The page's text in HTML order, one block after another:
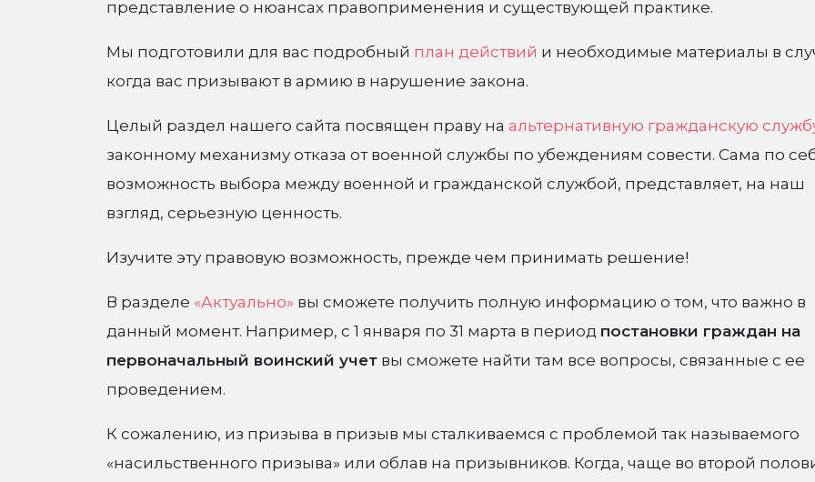
представление о нюансах правоприменения и существующей практике.
Мы подготовили для вас подробный план действий и необходимые материалы в
когда вас призывают в армию в нарушение закона.
Целый раздел нашего сайта посвящен праву на альтернативную гражданскую
законному механизму отказа от военной службы по убеждениям совести. Сама по
возможность выбора между военной и гражданской службой, представляет, на наш
взгляд, серьезную ценность.
Изучите эту правовую возможность, прежде чем принимать решение!
В разделе «Актуально» вы сможете получить полную информацию о том, что важно в
данный момент. Например, с 1 января по 31 марта в период постановки граждан на
первоначальный воинский учет вы сможете найти там все вопросы, связанные с ее
проведением.
К сожалению, из призыва в призыв мы сталкиваемся с проблемой так называемого
«насильственного призыва» или облав на призывников. Когда, чаще во второй